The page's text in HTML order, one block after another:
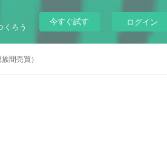
くろう
今すぐ試す ログイン
間売買）